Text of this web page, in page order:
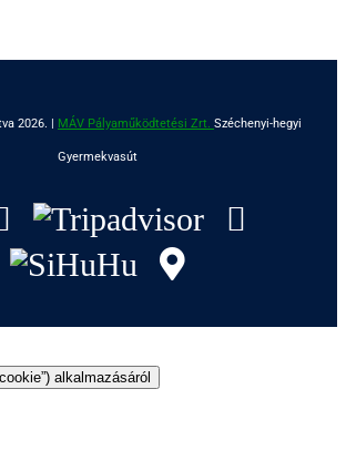
2026. | MÁV Pályaműködtetési Zrt. Széchenyi-hegyi
Gyermekvasút
Instagram
Tripadvisor
SiHuHu
alkalmazásáról